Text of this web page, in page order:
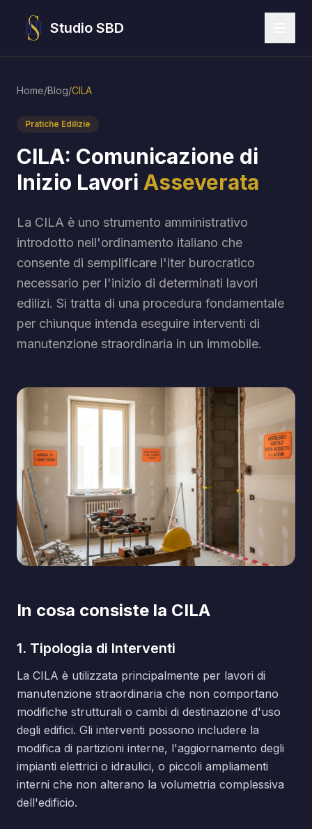
Studio SBD
Home/Blog/CILA
Pratiche Edilizie
CILA: Comunicazione di
Inizio Lavori Asseverata
La CILA è uno strumento amministrativo
introdotto nell'ordinamento italiano che
consente di semplificare l'iter burocratico
necessario per l'inizio di determinati lavori
edilizi. Si tratta di una procedura fondamentale
per chiunque intenda eseguire interventi di
manutenzione straordinaria in un immobile.
In cosa consiste la CILA
1. Tipologia di Interventi
La CILA è utilizzata principalmente per lavori di
manutenzione straordinaria che non comportano
modifiche strutturali o cambi di destinazione d'uso
degli edifici. Gli interventi possono includere la
modifica di partizioni interne, l'aggiornamento degli
impianti elettrici o idraulici, o piccoli ampliamenti
interni che non alterano la volumetria complessiva
dell'edificio.